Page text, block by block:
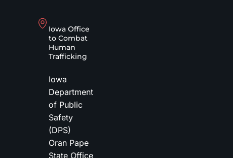
Iowa Office
to Combat
Human
Trafficking
Iowa
Department
of Public
Safety
(DPS)
Oran Pape
State Office